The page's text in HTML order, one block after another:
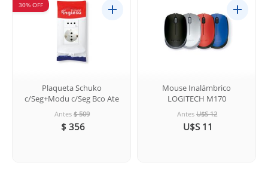
30% OFF
Plaqueta Schuko
c/Seg+Modu c/Seg Bco Ate
Antes $ 509
$ 356
Mouse Inalámbrico
LOGITECH M170
Antes U$S 12
U$S 11